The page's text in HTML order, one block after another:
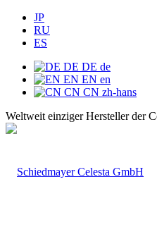
JP
RU
ES
DE DE de
EN EN en
CN CN zh-hans
Weltweit einziger Hersteller der